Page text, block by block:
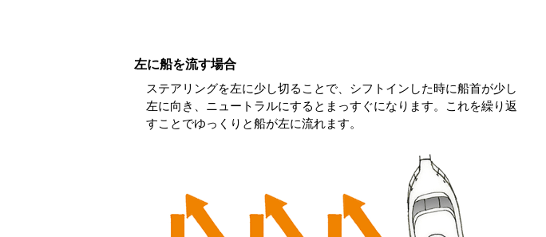
左に船を流す場合
ステアリングを左に少し切ることで、シフトインした時に船首が少し
左に向き、ニュートラルにするとまっすぐになります。これを繰り返
すことでゆっくりと船が左に流れます。